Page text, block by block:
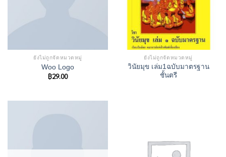
ยังไม่ถูกจัดหมวดหมู่
Woo Logo
฿29.00
ยังไม่ถูกจัดหมวดหมู่
วินัยมุข เล่ม1ฉบับมาตรฐาน
ชั้นตรี